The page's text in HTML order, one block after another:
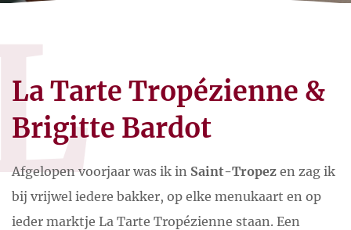
La Tarte Tropézienne &
Brigitte Bardot
Afgelopen voorjaar was ik in Saint-Tropez en zag ik
bij vrijwel iedere bakker, op elke menukaart en op
ieder marktje La Tarte Tropézienne staan. Een